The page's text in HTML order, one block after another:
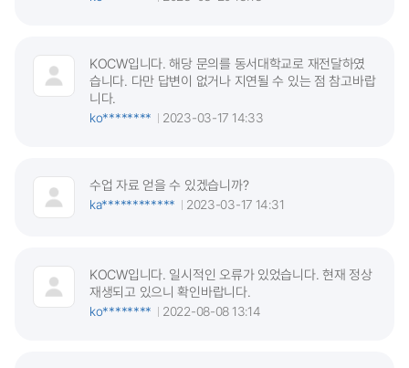
KOCW입니다. 해당 문의를 동서대학교로 재전달하였
습니다. 다만 답변이 없거나 지연될 수 있는 점 참고바랍
니다.
ko********
2023-03-17 14:33
수업 자료 얻을 수 있겠습니까?
ka************
2023-03-17 14:31
KOCW입니다. 일시적인 오류가 있었습니다. 현재 정상
재생되고 있으니 확인바랍니다.
ko********
2022-08-08 13:14